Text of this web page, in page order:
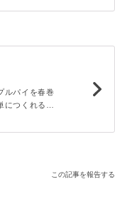
ルパイを春巻
つくれるの
この記事を報告する